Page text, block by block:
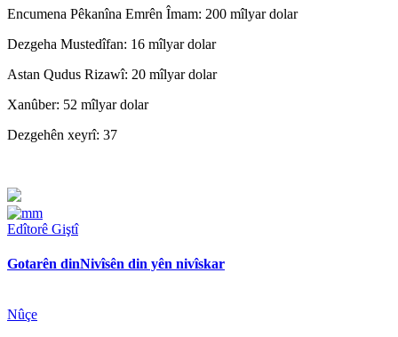
Encumena Pêkanîna Emrên Îmam: 200 mîlyar dolar
Dezgeha Mustedîfan: 16 mîlyar dolar
Astan Qudus Rizawî: 20 mîlyar dolar
Xanûber: 52 mîlyar dolar
Dezgehên xeyrî: 37
Edîtorê Giştî
Gotarên dinNivîsên din yên nivîskar
Nûçe